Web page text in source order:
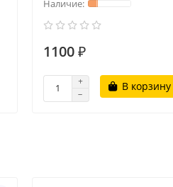
1100 ₽
В корзину